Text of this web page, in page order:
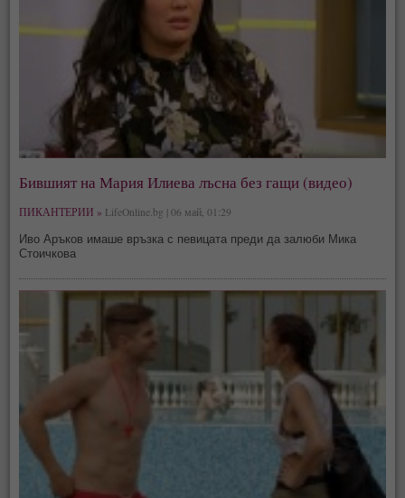
Бившият на Мария Илиева лъсна без гащи (видео)
ПИКАНТЕРИИ » LifeOnline.bg | 06 май, 01:29
Иво Аръков имаше връзка с певицата преди да залюби Мика
Стоичкова